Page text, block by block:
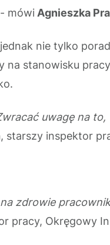
- mówi Agnieszka
nie tylko
na stanowisku
uwagę na
, starszy inspektor
zdrowie
pracy, Okręgowy